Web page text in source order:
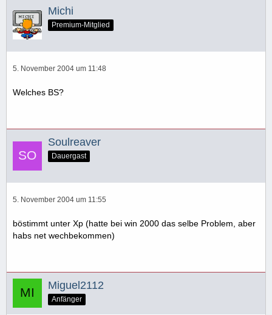
Michi
Premium-Mitglied
5. November 2004 um 11:48
Welches BS?
Soulreaver
Dauergast
5. November 2004 um 11:55
böstimmt unter Xp (hatte bei win 2000 das selbe Problem, aber
habs net wechbekommen)
Miguel2112
Anfänger